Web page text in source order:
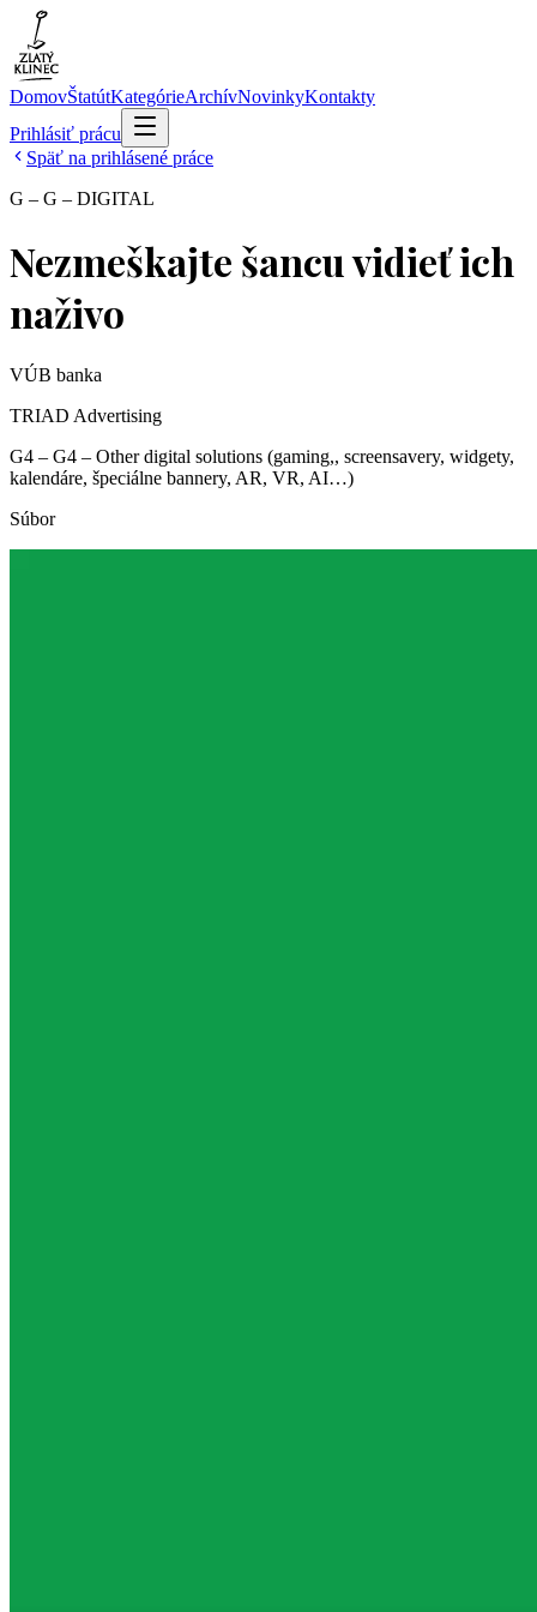
DomovŠtatútKategórieArchívNovinkyKontakty
Prihlásiť prácu
Späť na prihlásené práce
G – G – DIGITAL
Nezmeškajte šancu vidieť ich
naživo
VÚB banka
TRIAD Advertising
G4 – G4 – Other digital solutions (gaming,, screensavery, widgety,
kalendáre, špeciálne bannery, AR, VR, AI…)
Súbor